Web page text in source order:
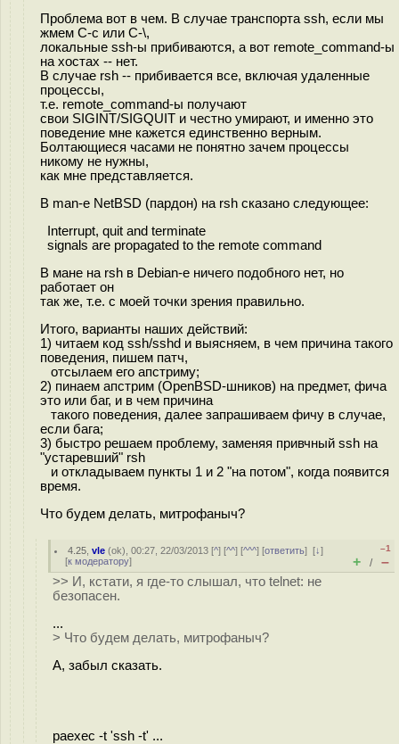
Проблема вот в чем. В случае транспорта ssh, если мы
жмем C-c или C-\,
локальные ssh-ы прибиваются, а вот remote_command-ы
на хостах -- нет.
В случае rsh -- прибивается все, включая удаленные
процессы,
т.е. remote_command-ы получают
свои SIGINT/SIGQUIT и честно умирают, и именно это
поведение мне кажется единственно верным.
Болтающиеся часами не понятно зачем процессы
никому не нужны,
как мне представляется.
В man-е NetBSD (пардон) на rsh сказано следующее:
Interrupt, quit and terminate
signals are propagated to the remote command
В мане на rsh в Debian-е ничего подобного нет, но
работает он
так же, т.е. с моей точки зрения правильно.
Итого, варианты наших действий:
1) читаем код ssh/sshd и выясняем, в чем причина такого
поведения, пишем патч,
отсылаем его апстриму;
2) пинаем апстрим (OpenBSD-шников) на предмет, фича
это или баг, и в чем причина
такого поведения, далее запрашиваем фичу в случае,
если бага;
3) быстро решаем проблему, заменяя привчный ssh на
"устаревший" rsh
и откладываем пункты 1 и 2 "на потом", когда появится
время.
Что будем делать, митрофаныч?
4.25 ,vle (ok), 00:27, 22/03/2013 [^] [^^] [^^^] [ответить][↓]
[к модератору]
–1
+ / –
>> И, кстати, я где-то слышал, что telnet: не
безопасен.
...
> Что будем делать, митрофаныч?
А, забыл сказать.
paexec -t 'ssh -t' ...